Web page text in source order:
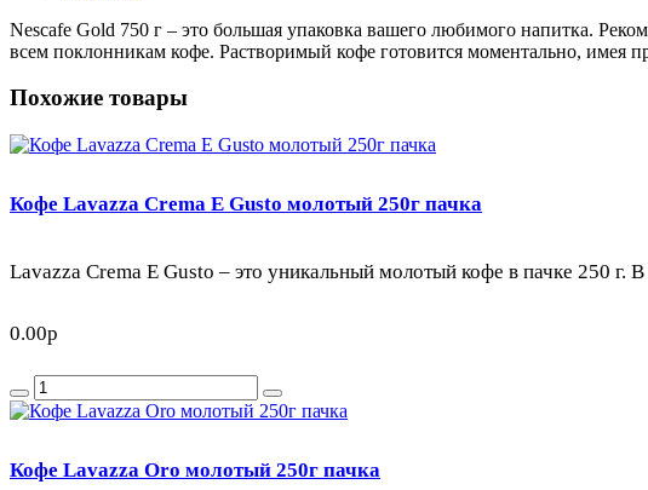
Nescafe Gold 750 г – это большая упаковка вашего любимого напитка.
всем поклонникам кофе. Растворимый кофе готовится моментально, имея
Похожие товары
Кофе Lavazza Crema E Gusto молотый 250г пачка
Lavazza Crema E Gusto – это уникальный молотый кофе в пачке 250 г. В
0.00р
Кофе Lavazza Oro молотый 250г пачка